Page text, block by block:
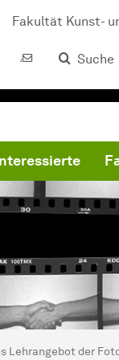
Fakultät Kunst-
Suche
Lehrangebot der